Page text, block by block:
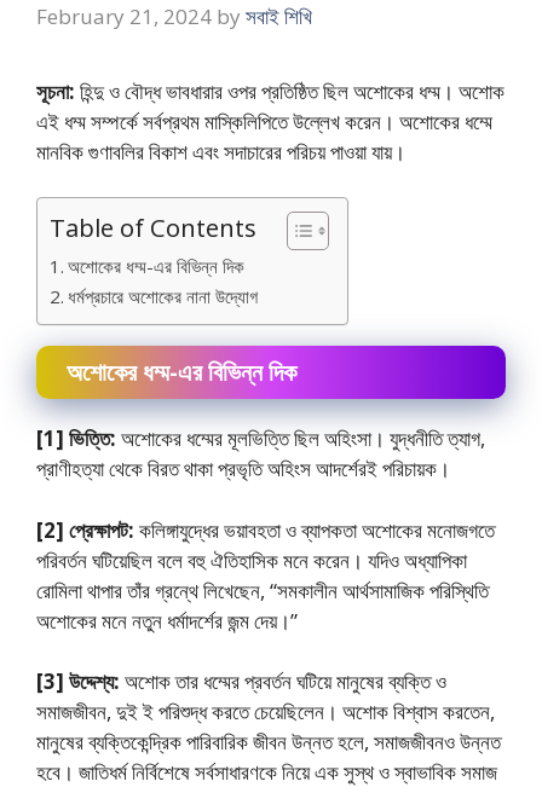
February 21, 2024 by সবাই শিখি
সূচনা: হিন্দু ও বৌদ্ধ ভাবধারার ওপর প্রতিষ্ঠিত ছিল অশােকের ধম্ম। অশােক
এই ধম্ম সম্পর্কে সর্বপ্রথম মাস্কিলিপিতে উল্লেখ করেন। অশােকের ধম্মে
মানবিক গুণাবলির বিকাশ এবং সদাচারের পরিচয় পাওয়া যায়।
Table of Contents
অশােকের ধম্ম-এর বিভিন্ন দিক
ধর্মপ্রচারে অশােকের নানা উদ্যোগ
অশােকের ধম্ম-এর বিভিন্ন দিক
[1] ভিত্তি: অশােকের ধম্মের মূলভিত্তি ছিল অহিংসা। যুদ্ধনীতি ত্যাগ,
প্রাণীহত্যা থেকে বিরত থাকা প্রভৃতি অহিংস আদর্শেরই পরিচায়ক।
[2] প্রেক্ষাপট: কলিঙ্গাযুদ্ধের ভয়াবহতা ও ব্যাপকতা‌ অশােকের মনােজগতে
পরিবর্তন ঘটিয়েছিল বলে বহু ঐতিহাসিক মনে করেন। যদিও অধ্যাপিকা
রােমিলা থাপার তাঁর গ্রন্থে লিখেছেন, “সমকালীন আর্থসামাজিক পরিস্থিতি
অশােকের মনে নতুন ধর্মাদর্শের জন্ম দেয়।”
[3] উদ্দেশ্য: অশােক তার ধম্মের প্রবর্তন ঘটিয়ে মানুষের ব্যক্তি ও
সমাজজীবন, দুই ই পরিশুদ্ধ করতে চেয়েছিলেন। অশােক বিশ্বাস করতেন,
মানুষের ব্যক্তিকেন্দ্রিক পারিবারিক জীবন উন্নত হলে, সমাজজীবনও উন্নত
হবে। জাতিধর্ম নির্বিশেষে সর্বসাধারণকে নিয়ে এক সুস্থ ও স্বাভাবিক সমাজ